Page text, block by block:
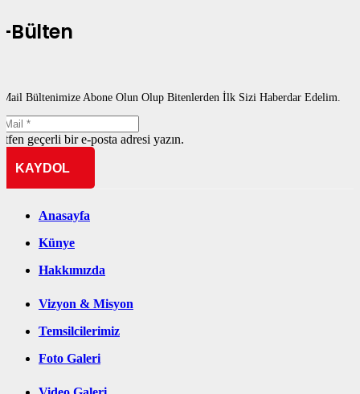
Bülten
Bültenimize Abone Olun Olup Bitenlerden İlk Sizi Haberdar Edelim.
geçerli bir e-posta adresi yazın.
KAYDOL
Anasayfa
Künye
Hakkımızda
Vizyon & Misyon
Temsilcilerimiz
Foto Galeri